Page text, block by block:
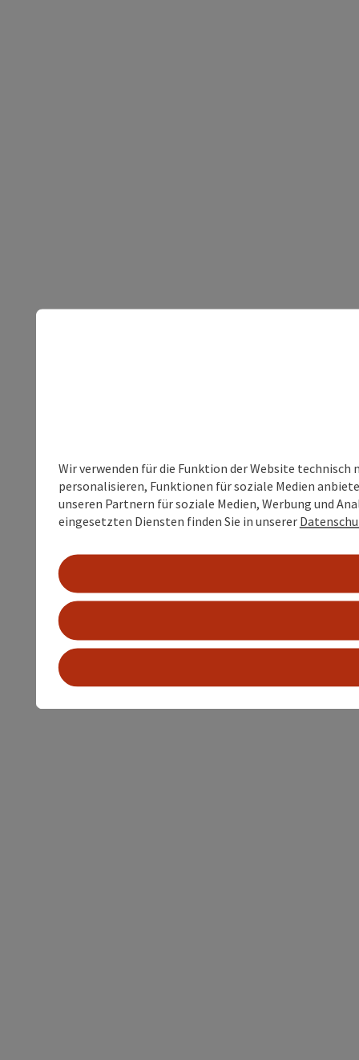
Wir verwenden für die Funktion der Website
personalisieren, Funktionen für soziale Medien
unseren Partnern für soziale Medien, Werbung und
eingesetzten Diensten finden Sie in unserer